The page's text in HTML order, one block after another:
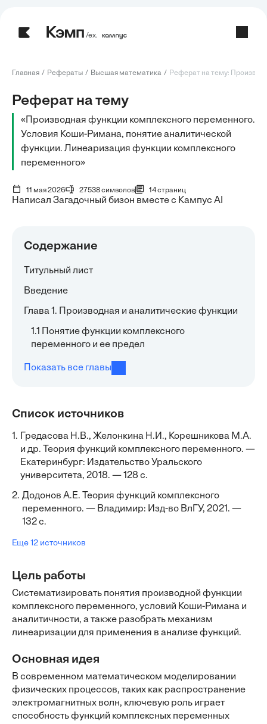
/ех.
Главная Рефераты Высшая математика Реферат на тему:
Реферат на тему
«Производная функции комплексного переменного.
Условия Коши-Римана, понятие аналитической
функции. Линеаризация функции комплексного
переменного»
11 мая 2026 27538 символов 14 страниц
Написал Загадочный бизон вместе с Кампус AI
Содержание
Титульный лист
Введение
Глава 1. Производная и аналитические функции
1.1 Понятие функции комплексного
переменного и ее предел
Показать все главы
Список источников
1.
Гредасова Н.В., Желонкина Н.И., Корешникова М.А.
и др. Теория функций комплексного переменного. —
Екатеринбург: Издательство Уральского
университета, 2018. — 128 с.
2. Додонов А.Е. Теория функций комплексного
переменного. — Владимир: Изд-во ВлГУ, 2021. —
132 с.
Еще 12 источников
Цель работы
Систематизировать понятия производной функции
комплексного переменного, условий Коши-Римана и
аналитичности, а также разобрать механизм
линеаризации для применения в анализе функций.
Основная идея
В современном математическом моделировании
физических процессов, таких как распространение
электромагнитных волн, ключевую роль играет
способность функций комплексных переменных